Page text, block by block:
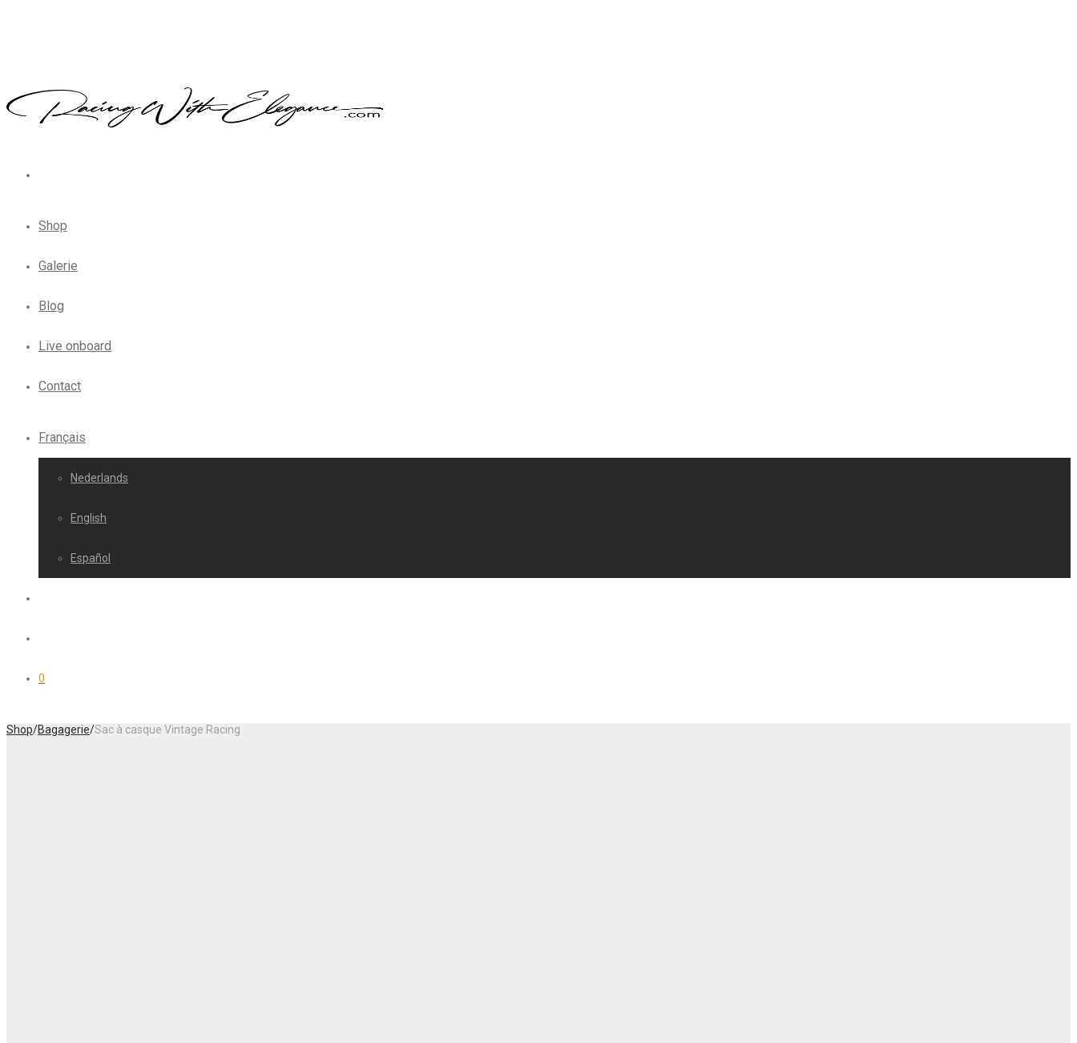
Shop
Galerie
Blog
Live onboard
Contact
Français
Nederlands
English
Español
0
Shop/Bagagerie/Sac à casque Vintage Racing